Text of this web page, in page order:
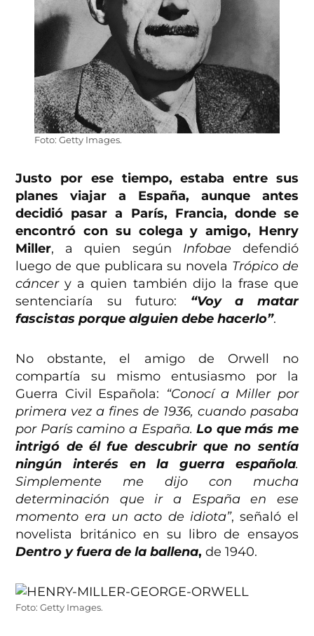
Foto: Getty Images.
Justo por ese tiempo, estaba entre sus
planes viajar a España, aunque antes
decidió pasar a París, Francia, donde se
encontró con su colega y amigo, Henry
Miller, a quien según Infobae defendió
luego de que publicara su novela Trópico de
cáncery a quien también dijo la frase que
sentenciaría su futuro: “Voy a matar
fascistas porque alguien debe hacerlo”.
No obstante, el amigo de Orwell no
compartía su mismo entusiasmo por la
Guerra Civil Española: “Conocí a Miller por
primera vez a fines de 1936, cuando pasaba
por París camino a España.Lo que más me
intrigó de él fue descubrir que no sentía
ningún interés en la guerra española.
Simplemente me dijo con mucha
determinación que ir a España en ese
momento era un acto de idiota”, señaló el
novelista británico en su libro de ensayos
Dentro y fuera de la ballena, de 1940.
Foto: Getty Images.